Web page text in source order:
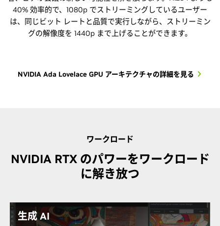
40% 効率的で、1080p でストリーミングしているユーザー
は、同じビット レートと品質で実行しながら、ストリーミン
グの解像度を 1440p まで上げることができます。
NVIDIA Ada Lovelace GPU アーキテクチャの詳細を見る
ワークロード
NVIDIA RTX のパワーをワークロード
に解き放つ
生成 AI